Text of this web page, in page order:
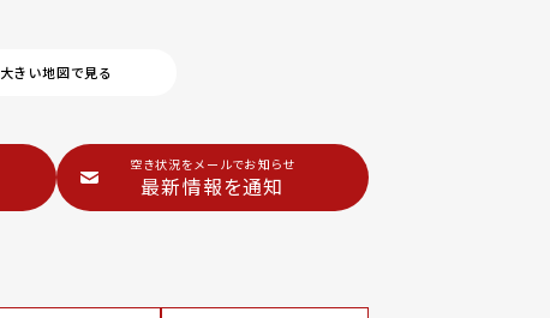
大きい地図で見る
空き状況をメールでお知らせ
最新情報を通知